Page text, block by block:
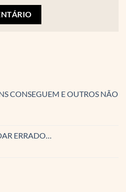
CONSEGUEM E OUTROS NÃO
ERRADO…